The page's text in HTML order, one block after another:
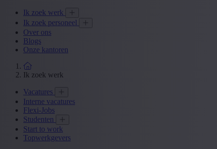
Ik zoek werk
Ik zoek personeel
Over ons
Blogs
Onze kantoren
Ik zoek werk
Vacatures
Interne vacatures
Flexi-Jobs
Studenten
Start to work
Topwerkgevers